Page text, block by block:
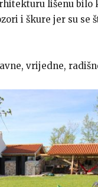
lišenu bilo
i škure jer su se
vrijedne,